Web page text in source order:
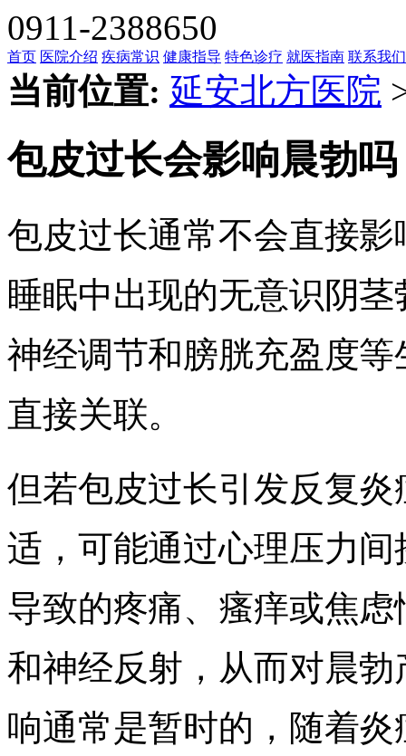
0911-2388650
首页 医院介绍 疾病常识 健康指导 特色诊疗 就医指南 联系我们
当前位置: 延安北方医院
包皮过长会影响晨勃吗
包皮过长通常不会直接
睡眠中出现的无意识阴
神经调节和膀胱充盈度
直接关联。
但若包皮过长引发反复
适，可能通过心理压力
导致的疼痛、瘙痒或焦
和神经反射，从而对晨
响通常是暂时的，随着